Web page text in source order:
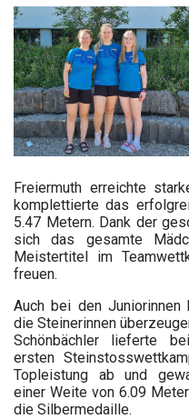
Freiermuth erreichte
komplettierte das
5.47 Metern. Dank der
sich das gesamte
Meistertitel im
freuen.
Auch bei den Juniorinnen
die Steinerinnen
Schönbächler lieferte
ersten
Topleistung ab und
einer Weite von 6.09
die Silbermedaille.